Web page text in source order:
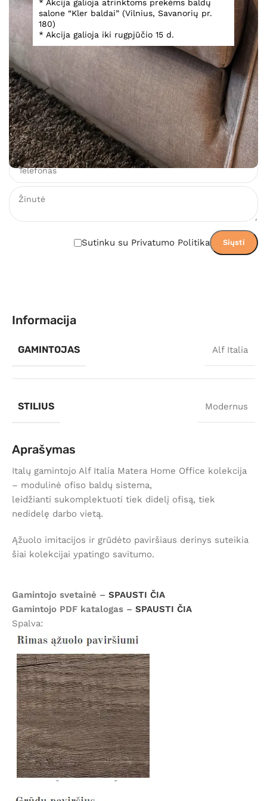
* Akcija galioja atrinktoms prekėms baldų
salone “Kler baldai” (Vilnius, Savanorių pr.
180)
* Akcija galioja iki rugpjūčio 15 d.
Ofiso baldai Matera Office
Teirautis
Įsiminti
Teirautis dėl prekės
Sutinku su Privatumo Politika
Informacija
GAMINTOJAS Alf Italia
STILIUS Modernus
Aprašymas
Italų gamintojo Alf Italia Matera Home Office kolekcija
– modulinė ofiso baldų sistema,
leidžianti sukomplektuoti tiek didelį ofisą, tiek
nedidelę darbo vietą.
Ąžuolo imitacijos ir grūdėto paviršiaus derinys suteikia
šiai kolekcijai ypatingo savitumo.
Gamintojo svetainė – SPAUSTI ČIA
Gamintojo PDF katalogas – SPAUSTI ČIA
Spalva: